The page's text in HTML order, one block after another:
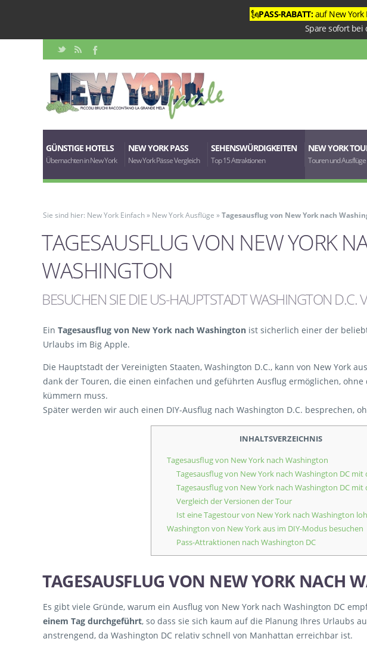
🗽PASS-RABATT:aufNew York
Spare sofort bei
GÜNSTIGE HOTELS
Übernachten in New York
NEW YORK PASS
New York Pässe Vergleich
SEHENSWÜRDIGKEITEN
Top 15 Attraktionen
NEW YORK
Touren und Ausflüge
Sie sind hier: New York Einfach» New York Ausflüge »Tagesausflug von New York nach
TAGESAUSFLUG VON NEW YORK
WASHINGTON
BESUCHEN SIE DIE US-HAUPTSTADT WASHINGTON D.C.
Ein Tagesausflug von New York nach Washington ist sicherlich einer der
Urlaubs im Big Apple.
Die Hauptstadt der Vereinigten Staaten, Washington D.C., kann von New York
dank der Touren, die einen einfachen und geführten Ausflug ermöglichen,
kümmern muss.
Später werden wir auch einen DIY-Ausflug nach Washington D.C. besprechen,
INHALTSVERZEICHNIS
Tagesausflug von New York nach Washington
Tagesausflug von New York nach Washington DC mit
Tagesausflug von New York nach Washington DC mit
Vergleich der Versionen der Tour
Ist eine Tagestour von New York nach Washington
Washington von New York aus im DIY-Modus besuchen
Pass-Attraktionen nach Washington DC
TAGESAUSFLUG VON NEW YORK NACH
Es gibt viele Gründe, warum ein Ausflug von New York nach Washington DC
einem Tag durchgeführt, so dass sie sich kaum auf die Planung Ihres Urlaubs
anstrengend, da Washington DC relativ schnell von Manhattan erreichbar ist.